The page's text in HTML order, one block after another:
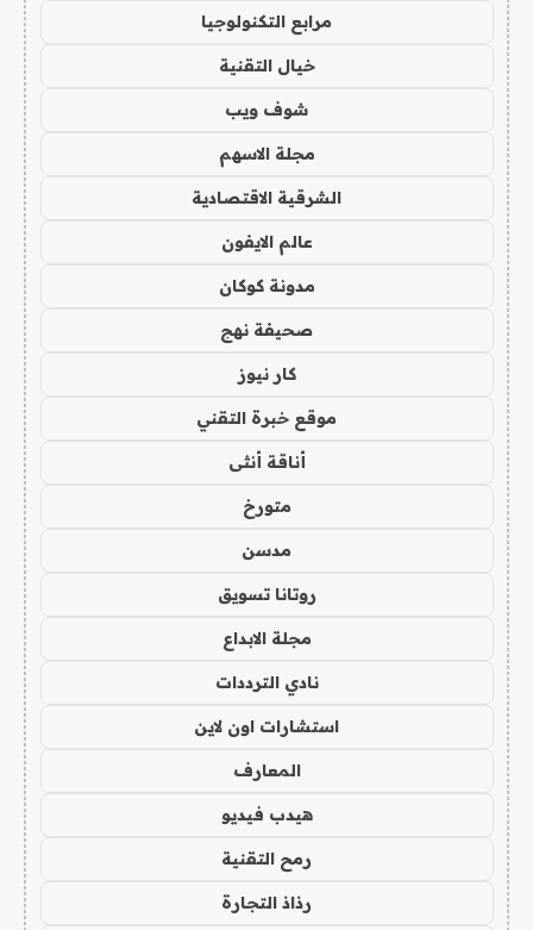
مرابع التكنولوجيا
خيال التقنية
شوف ويب
مجلة الاسهم
الشرقية الاقتصادية
عالم الايفون
مدونة كوكان
صحيفة نهج
كار نيوز
موقع خبرة التقني
أناقة أنثى
متورخ
مدسن
روتانا تسويق
مجلة الابداع
نادي الترددات
استشارات اون لاين
المعارف
هيدب فيديو
رمح التقنية
رذاذ التجارة